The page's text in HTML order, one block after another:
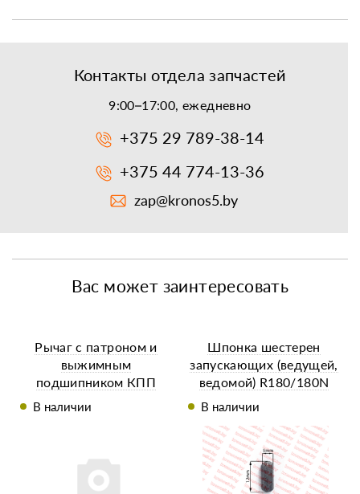
Контакты отдела запчастей
9:00–17:00, ежедневно
+375 29 789-38-14
+375 44 774-13-36
zap@kronos5.by
Вас может заинтересовать
Рычаг с патроном и
выжимным
подшипником КПП
В наличии
Шпонка шестерен
запускающих (ведущей,
ведомой) R180/180N
В наличии